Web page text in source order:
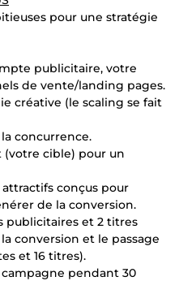
pour une stratégie
publicitaire, votre
de vente/landing pages.
créative (le scaling se fait
concurrence.
(votre cible) pour un
conçus pour
de la conversion.
publicitaires et 2 titres
conversion et le passage
et 16 titres).
pendant 30